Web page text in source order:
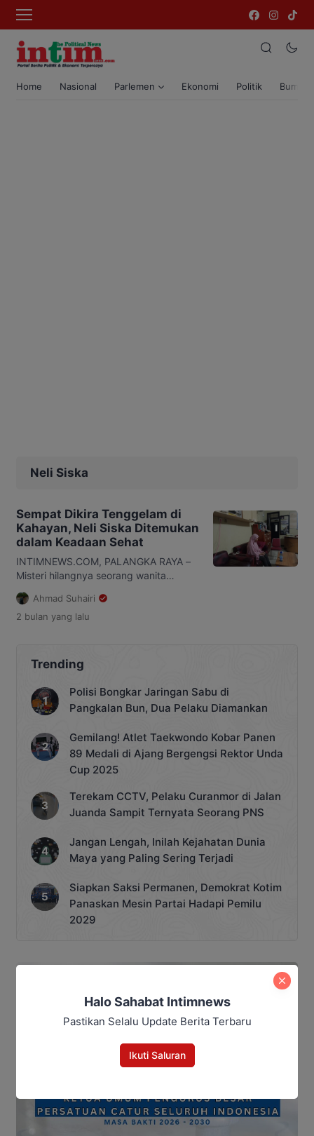
Home Nasional Parlemen Ekonomi Politik Bumi
Neli Siska
Sempat Dikira Tenggelam di
Kahayan, Neli Siska Ditemukan
dalam Keadaan Sehat
INTIMNEWS.COM, PALANGKA RAYA –
Misteri hilangnya seorang wanita
bernama Neli Siska (43) di kawasan
Kampung Ponton, Jalan Rindang
Banua, Kecamatan Pahandut, Kota
tenggelam di Sungai Kahayan itu
ditemukan dalam kondisi selamat.
Sebelumnya, laporan dugaan orang
tenggelam sempat membuat warga
dan tim relawan melakukan pencarian
Ahmad Suhairi
2 bulan yang lalu
Trending
Polisi Bongkar Jaringan Sabu di
Pangkalan Bun, Dua Pelaku Diamankan
Gemilang! Atlet Taekwondo Kobar Panen
89 Medali di Ajang Bergengsi Rektor Unda
Cup 2025
Terekam CCTV, Pelaku Curanmor di Jalan
Juanda Sampit Ternyata Seorang PNS
Jangan Lengah, Inilah Kejahatan Dunia
Maya yang Paling Sering Terjadi
Siapkan Saksi Permanen, Demokrat Kotim
Panaskan Mesin Partai Hadapi Pemilu
2029
Halo Sahabat Intimnews
Pastikan Selalu Update Berita Terbaru
Ikuti Saluran